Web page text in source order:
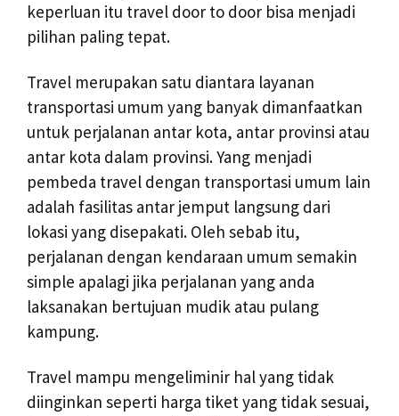
keperluan itu travel door to door bisa menjadi
pilihan paling tepat.
Travel merupakan satu diantara layanan
transportasi umum yang banyak dimanfaatkan
untuk perjalanan antar kota, antar provinsi atau
antar kota dalam provinsi. Yang menjadi
pembeda travel dengan transportasi umum lain
adalah fasilitas antar jemput langsung dari
lokasi yang disepakati. Oleh sebab itu,
perjalanan dengan kendaraan umum semakin
simple apalagi jika perjalanan yang anda
laksanakan bertujuan mudik atau pulang
kampung.
Travel mampu mengeliminir hal yang tidak
diinginkan seperti harga tiket yang tidak sesuai,